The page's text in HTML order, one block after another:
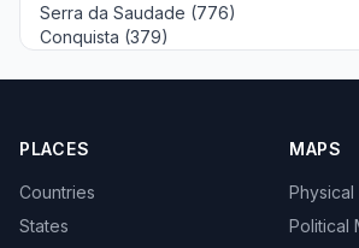
Serra da Saudade (776)
Conquista (379)
PLACES
Countries
States
MAPS
Physical
Political